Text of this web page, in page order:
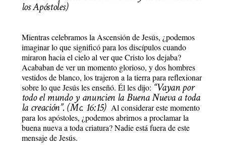
los Apóstoles)
Mientras celebramos la Ascensión de Jesús, ¿podemos
imaginar lo que significó para los discípulos cuando
miraron hacia el cielo al ver que Cristo los dejaba?
Acababan de ver un momento glorioso, y dos hombres
vestidos de blanco, los trajeron a la tierra para reflexionar
sobre lo que Jesús les enseñó. Él les dijo: “Vayan por
todo el mundo y anuncien la Buena Nueva a toda
la creación”. (Mc. 16:15)Al considerar este momento
para los apóstoles, ¿podemos abrirnos a proclamar la
buena nueva a toda criatura? Nadie está fuera de este
mensaje de Jesús.